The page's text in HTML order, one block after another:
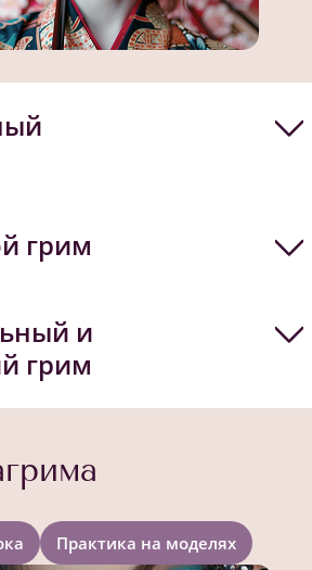
грим
и
грим
Практика на моделях